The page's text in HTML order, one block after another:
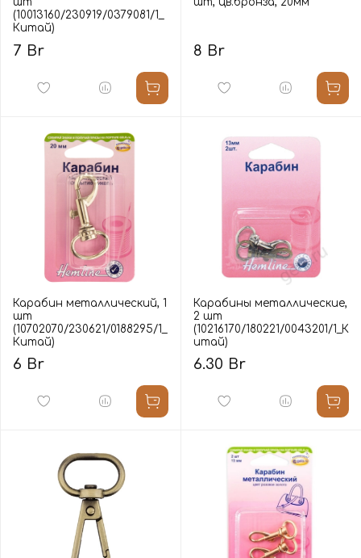
(10013160/230919/0379081/1_
Китай)
7 Br 8 Br
Карабин металлический, 1
шт
(10702070/230621/0188295/1_
Китай)
6 Br
Карабины металлические,
2 шт
(10216170/180221/0043201/1_К
итай)
6.30 Br